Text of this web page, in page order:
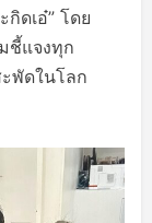
ดเอ๋” โดย
ชี้แจงทุก
พัดในโลก